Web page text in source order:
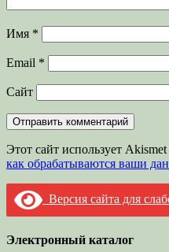
Имя *
Email *
Сайт
Этот сайт использует
как обрабатываются ваши
Версия сайта для
Электронный каталог